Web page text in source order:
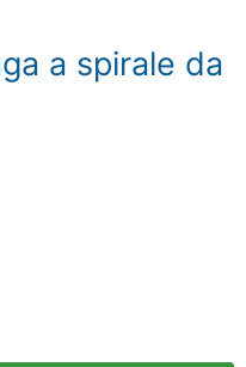
a spirale da